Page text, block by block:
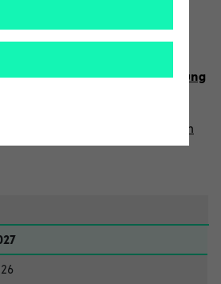
imKalender der Lehrplanung
finden